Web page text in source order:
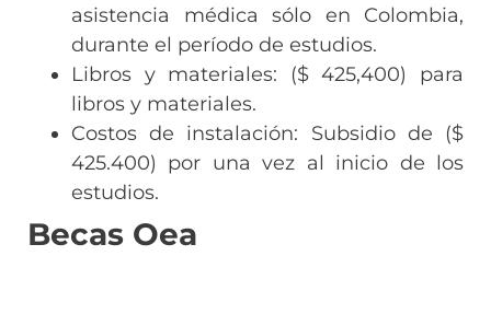
asistencia médica sólo en Colombia,
durante el período de estudios.
Libros y materiales: ($ 425,400) para
libros y materiales.
Costos de instalación: Subsidio de ($
425.400) por una vez al inicio de los
estudios.
Becas Oea